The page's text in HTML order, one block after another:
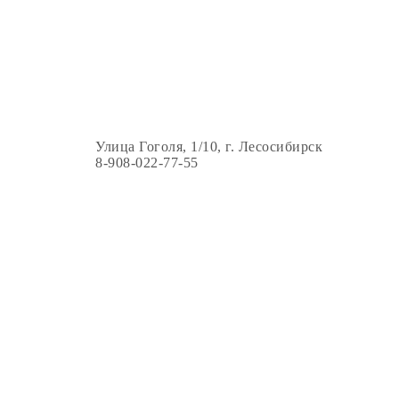
Улица Гоголя, 1/10, г. Лесосибирск
8-908-022-77-55